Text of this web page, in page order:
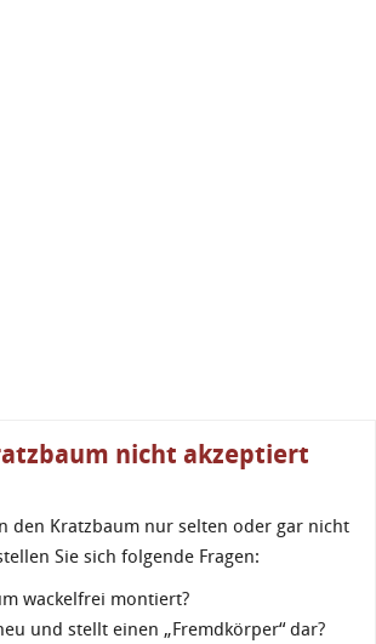
nicht akzeptiert
den Kratzbaum nur selten oder gar nicht
Sie sich folgende Fragen:
wackelfrei montiert?
und stellt einen „Fremdkörper“ dar?